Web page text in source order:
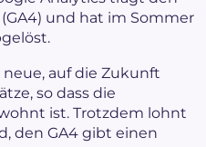
und hat im Sommer
auf die Zukunft
so dass die
ist. Trotzdem lohnt
den GA4 gibt einen